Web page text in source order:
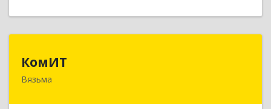
КомИТ
Вязьма215110, Смоленская обл, Вяземский м. р-н,